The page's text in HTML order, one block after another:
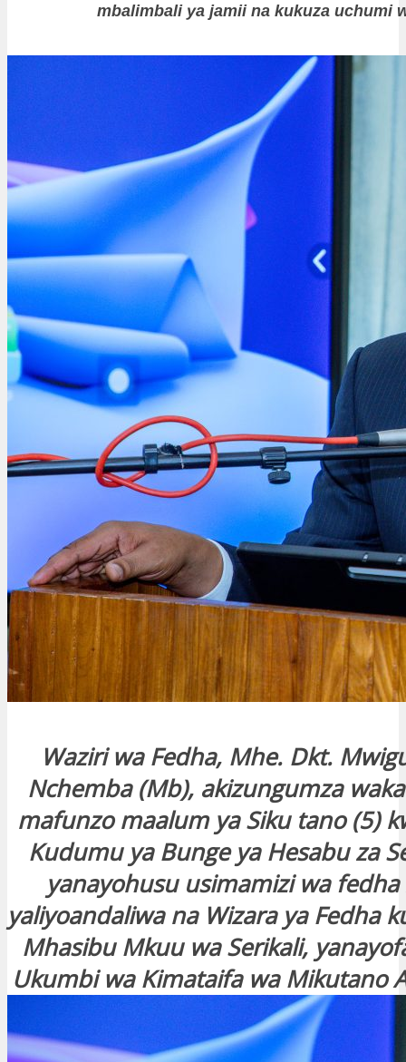
mbalimbali ya jamii na kukuza uchumi
Waziri wa Fedha, Mhe. Dkt.
Nchemba (Mb), akizungumza
mafunzo maalum ya Siku tano (5)
Kudumu ya Bunge ya Hesabu za
yanayohusu usimamizi wa
yaliyoandaliwa na Wizara ya Fedha
Mhasibu Mkuu wa Serikali,
Ukumbi wa Kimataifa wa Mikutano